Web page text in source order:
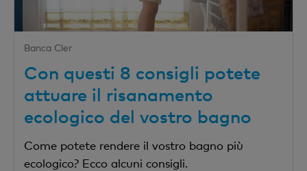
Banca Cler
Con questi 8 consigli potete
attuare il risanamento
ecologico del vostro bagno
Come potete rendere il vostro bagno più
ecologico? Ecco alcuni consigli.